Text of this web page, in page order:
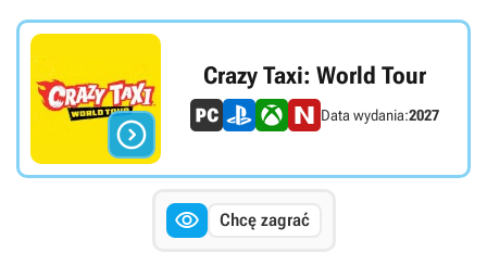

Crazy Taxi: World Tour
Data wydania:2027
 Chcę zagrać